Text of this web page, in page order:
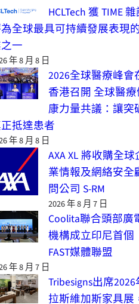
HCLTech 獲 TIME
全球最具可持續發展表現
一
年 8 月 8 日
2026全球醫療峰會
香港召開 全球醫療
康力量共議：讓突
抵達患者
年 8 月 8 日
AXA XL 將收購全球
業情報及網絡安全
問公司 S-RM
2026 年 8 月 7 日
Coolita聯合頭部廣
機構成立印尼首個
FAST媒體聯盟
年 8 月 7 日
Tribesigns出席2026
拉斯維加斯家具展